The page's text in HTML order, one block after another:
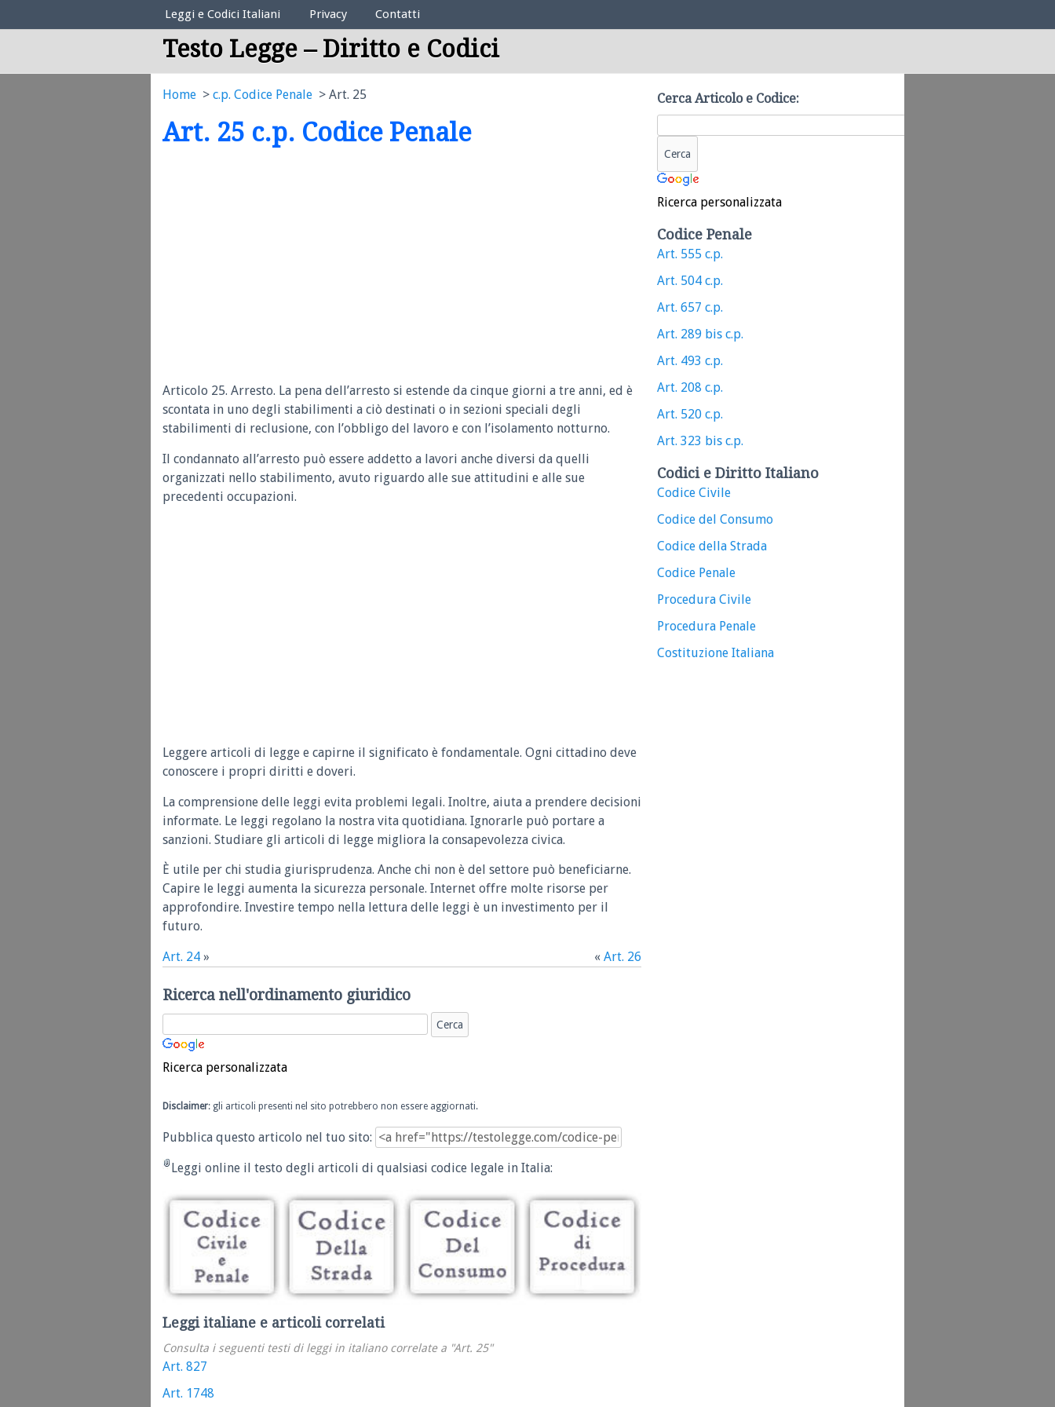
Elenco Codici Legali
Leggi e Codici Italiani Privacy Contatti
Testo Legge – Diritto e Codici
Home c.p. Codice Penale Art. 25
Art. 25 c.p. Codice Penale
Articolo 25. Arresto. La pena dell’arresto si estende da cinque giorni a tre anni, ed è
scontata in uno degli stabilimenti a ciò destinati o in sezioni speciali degli
stabilimenti di reclusione, con l’obbligo del lavoro e con l’isolamento notturno.
Il condannato all’arresto può essere addetto a lavori anche diversi da quelli
organizzati nello stabilimento, avuto riguardo alle sue attitudini e alle sue
precedenti occupazioni.
Leggere articoli di legge e capirne il significato è fondamentale. Ogni cittadino deve
conoscere i propri diritti e doveri.
La comprensione delle leggi evita problemi legali. Inoltre, aiuta a prendere decisioni
informate. Le leggi regolano la nostra vita quotidiana. Ignorarle può portare a
sanzioni. Studiare gli articoli di legge migliora la consapevolezza civica.
È utile per chi studia giurisprudenza. Anche chi non è del settore può beneficiarne.
Capire le leggi aumenta la sicurezza personale. Internet offre molte risorse per
approfondire. Investire tempo nella lettura delle leggi è un investimento per il
futuro.
Art. 24 » « Art. 26
Ricerca nell'ordinamento giuridico
Ricerca personalizzata
Disclaimer: gli articoli presenti nel sito potrebbero non essere aggiornati.
Pubblica questo articolo nel tuo sito:
Leggi online il testo degli articoli di qualsiasi codice legale in Italia:
Leggi italiane e articoli correlati
Consulta i seguenti testi di leggi in italiano correlate a "Art. 25"
Art. 827
Art. 1748
Cerca Articolo e Codice:
Ricerca personalizzata
Codice Penale
Art. 555 c.p.
Art. 504 c.p.
Art. 657 c.p.
Art. 289 bis c.p.
Art. 493 c.p.
Art. 208 c.p.
Art. 520 c.p.
Art. 323 bis c.p.
Codici e Diritto Italiano
Codice Civile
Codice del Consumo
Codice della Strada
Codice Penale
Procedura Civile
Procedura Penale
Costituzione Italiana